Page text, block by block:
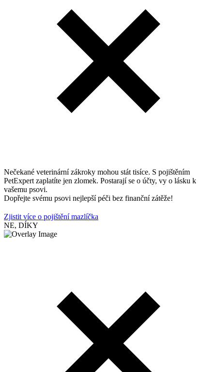
Nečekané veterinární zákroky mohou stát tisíce. S pojištěním
PetExpert zaplatíte jen zlomek. Postarají se o účty, vy o lásku k
vašemu psovi.
Dopřejte svému psovi nejlepší péči bez finanční zátěže!
Zjistit více o pojištění mazlíčka
NE, DÍKY